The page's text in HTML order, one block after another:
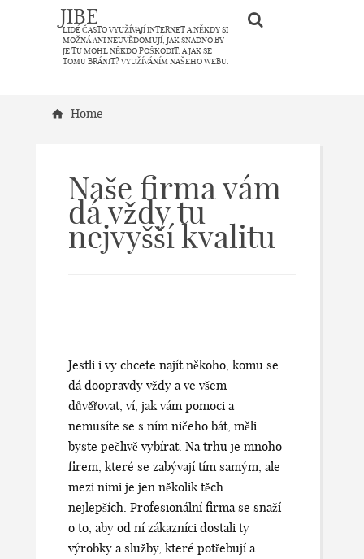
JIBE
LIDÉ ČASTO VYUŽÍVAJÍ INTERNET A NĚKDY SI
MOŽNÁ ANI NEUVĚDOMUJÍ, JAK SNADNO BY
JE TU MOHL NĚKDO POŠKODIT. A JAK SE
TOMU BRÁNIT? VYUŽÍVÁNÍM NAŠEHO WEBU.
Home
Naše firma vám
dá vždy tu
nejvyšší kvalitu
Jestli i vy chcete najít někoho, komu se
dá doopravdy vždy a ve všem
důvěřovat, ví, jak vám pomoci a
nemusíte se s ním ničeho bát, měli
byste pečlivě vybírat. Na trhu je mnoho
firem, které se zabývají tím samým, ale
mezi nimi je jen několik těch
nejlepších. Profesionální firma se snaží
o to, aby od ní zákazníci dostali ty
výrobky a služby, které potřebují a